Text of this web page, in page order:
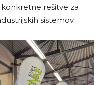
rešitve za
sistemov.